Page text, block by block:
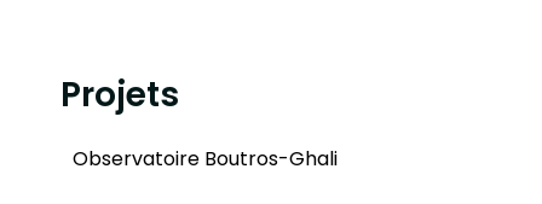
Projets
Observatoire Boutros-Ghali